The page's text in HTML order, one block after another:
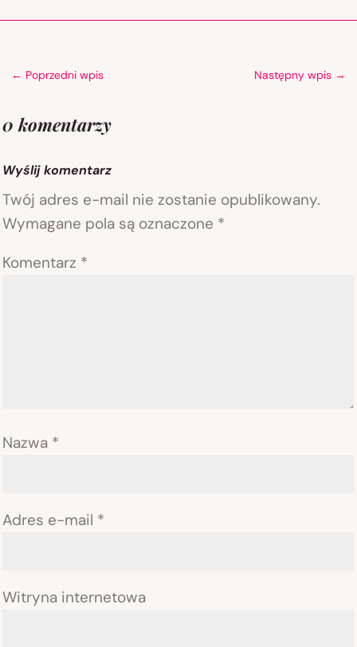
← Poprzedni wpis Następny wpis→
0 komentarzy
Wyślij komentarz
Twój adres e-mail nie zostanie opublikowany.
Wymagane pola są oznaczone *
Komentarz *
Nazwa *
Adres e-mail *
Witryna internetowa